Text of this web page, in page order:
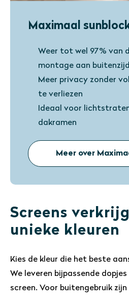
Maximaal
Weer tot wel 97% van
montage aan
Meer privacy zonder
te verliezen
Ideaal voor
dakramen
Meer over
Screens
unieke kleuren
Kies de kleur die het beste
We leveren bijpassende
screen. Voor buitengebruik